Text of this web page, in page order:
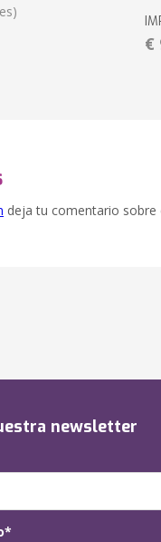
€
deja tu comentario sobre
newsletter